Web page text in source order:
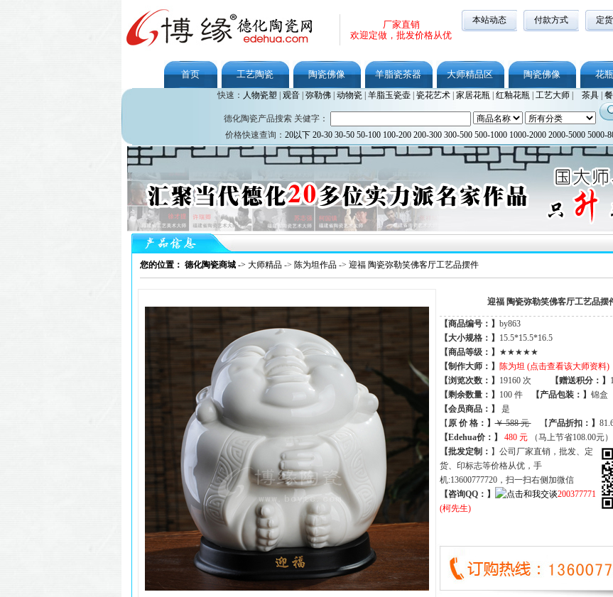
厂家直销
欢迎定做，批发价格从优
本站动态 付款方式 定
首页 工艺陶瓷 陶瓷佛像 羊脂瓷茶器 大师精品区 陶瓷佛像 花
快速： 人物瓷塑 观音| 弥勒佛| 动物瓷| 羊脂玉瓷壶| 瓷花艺术| 家居花瓶| 红釉花瓶| 工艺大师| 茶具|
德化陶瓷产品搜索 关健字：
价格快速查询： 20以下 20-30 30-50 50-100 100-200 200-300 300-500 500-1000 1000-2000 2000-5000 5000-
您的位置： 德化陶瓷商城 -> 大师精品 -> 陈为坦作品 -> 迎福 陶瓷弥勒笑佛客厅工艺品摆件
迎福 陶瓷弥勒笑佛客厅工艺品摆
【商品编号：】 by863
【大小规格：】
15.5*15.5*16.5
【商品等级：】
★★★★★
【制作大师：】
陈为坦 (点击查看该大师资料)
【浏览次数：】 19160 次 【赠送积分：】
【剩余数量：】 100 件【产品包装：】 锦盒
【会员商品： 】
是
【 原 价 格： 】￥ 588 元【 产品折扣： 】
【Edehua价：】
480 元
（马上节省108.00元）
【批发定制： 】公司厂家直销，批发、定
货、印标志等价格从优，手
机:13600777720，扫一扫右侧加微信
【咨询QQ：】
200377771
(柯先生)